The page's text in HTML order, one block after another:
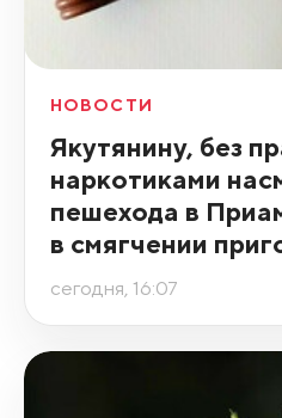
НОВОСТИ
Якутянину, без
наркотиками
пешехода в
в смягчении
сегодня, 16:07